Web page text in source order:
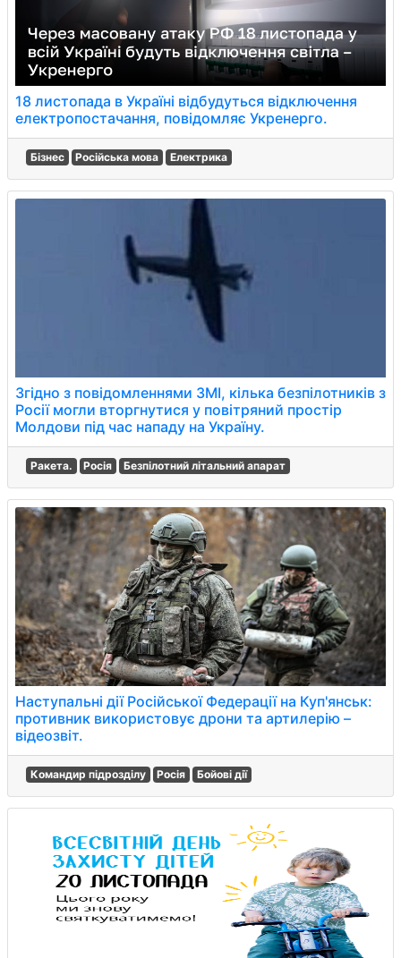
18 листопада в Україні відбудуться відключення
електропостачання, повідомляє Укренерго.
Бізнес Російська мова Електрика
Згідно з повідомленнями ЗМІ, кілька безпілотників з
Росії могли вторгнутися у повітряний простір
Молдови під час нападу на Україну.
Ракета. Росія Безпілотний літальний апарат
Наступальні дії Російської Федерації на Куп'янськ:
противник використовує дрони та артилерію –
відеозвіт.
Командир підрозділу Росія Бойові дії